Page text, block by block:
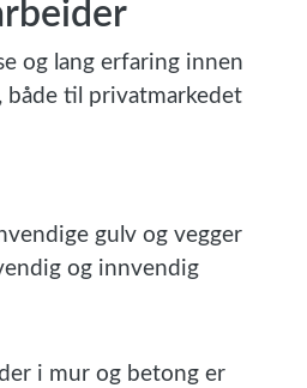
og lang erfaring innen
både til privatmarkedet
gulv og vegger
og innvendig
i mur og betong er